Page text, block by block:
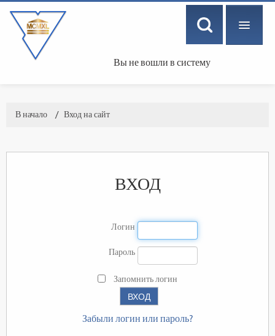
Вы не вошли в систему
В начало → Вход на сайт
ВХОД
Логин
Пароль
Запомнить логин
Забыли логин или пароль?